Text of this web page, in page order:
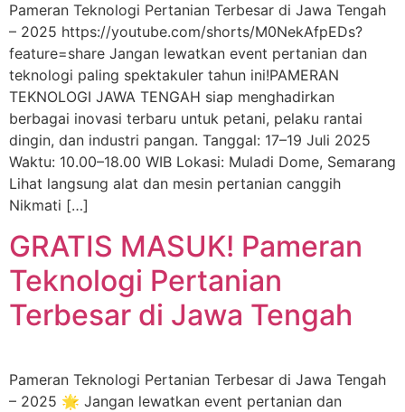
Pameran Teknologi Pertanian Terbesar di Jawa Tengah
– 2025 https://youtube.com/shorts/M0NekAfpEDs?
feature=share Jangan lewatkan event pertanian dan
teknologi paling spektakuler tahun ini!PAMERAN
TEKNOLOGI JAWA TENGAH siap menghadirkan
berbagai inovasi terbaru untuk petani, pelaku rantai
dingin, dan industri pangan. Tanggal: 17–19 Juli 2025
Waktu: 10.00–18.00 WIB Lokasi: Muladi Dome, Semarang
Lihat langsung alat dan mesin pertanian canggih
Nikmati […]
GRATIS MASUK! Pameran
Teknologi Pertanian
Terbesar di Jawa Tengah
Pameran Teknologi Pertanian Terbesar di Jawa Tengah
– 2025 🌟 Jangan lewatkan event pertanian dan